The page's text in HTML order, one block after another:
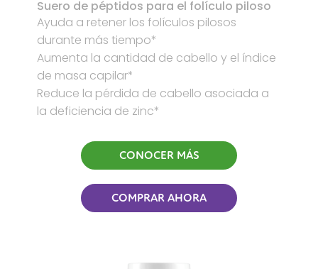
Suero de péptidos para el folículo piloso
Ayuda a retener los folículos pilosos
durante más tiempo*
Aumenta la cantidad de cabello y el índice
de masa capilar*
Reduce la pérdida de cabello asociada a
la deficiencia de zinc*
CONOCER MÁS
COMPRAR AHORA